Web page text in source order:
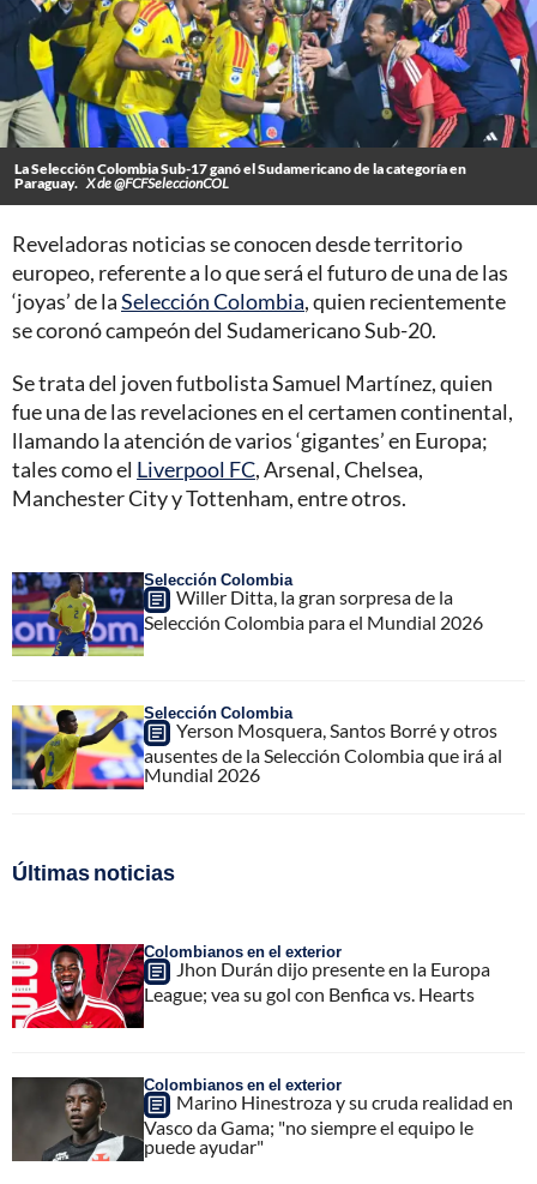
La Selección Colombia Sub-17 ganó el Sudamericano de la categoría en
Paraguay. X de @FCFSeleccionCOL
Reveladoras noticias se conocen desde territorio
europeo, referente a lo que será el futuro de una de las
‘joyas’ de laSelección Colombia, quien recientemente
se coronó campeón del Sudamericano Sub-20.
Se trata del joven futbolista Samuel Martínez, quien
fue una de las revelaciones en el certamen continental,
llamando la atención de varios ‘gigantes’ en Europa;
tales como el Liverpool FC, Arsenal, Chelsea,
Manchester City y Tottenham, entre otros.
Selección Colombia
Willer Ditta, la gran sorpresa de la
Selección Colombia para el Mundial 2026
Selección Colombia
Yerson Mosquera, Santos Borré y otros
ausentes de la Selección Colombia que irá al
Mundial 2026
Últimas noticias
Colombianos en el exterior
Jhon Durán dijo presente en la Europa
League; vea su gol con Benfica vs. Hearts
Colombianos en el exterior
Marino Hinestroza y su cruda realidad en
Vasco da Gama; "no siempre el equipo le
puede ayudar"